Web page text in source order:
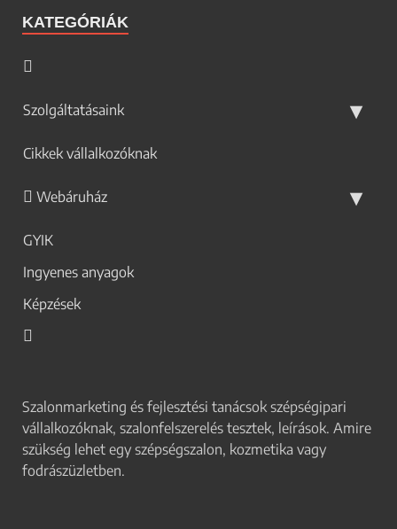
KATEGÓRIÁK
Szolgáltatásaink
Cikkek vállalkozóknak
Webáruház
GYIK
Ingyenes anyagok
Képzések
Szalonmarketing és fejlesztési tanácsok szépségipari
vállalkozóknak, szalonfelszerelés tesztek, leírások. Amire
szükség lehet egy szépségszalon, kozmetika vagy
fodrászüzletben.